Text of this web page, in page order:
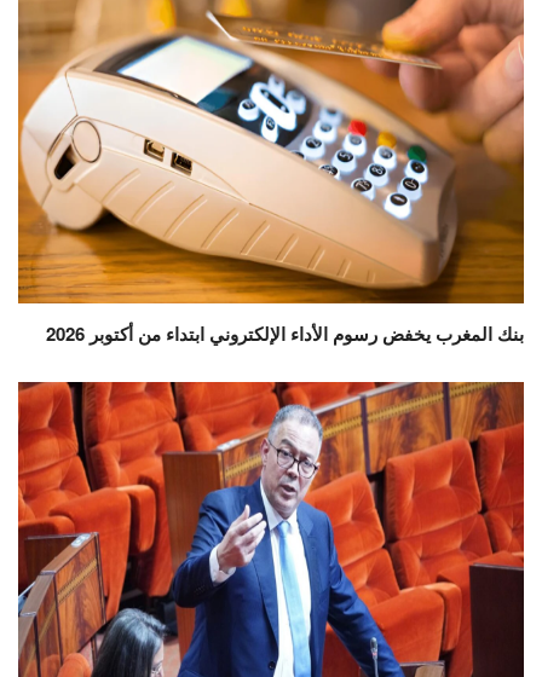
بنك المغرب يخفض رسوم الأداء الإلكتروني ابتداء من أكتوبر 2026